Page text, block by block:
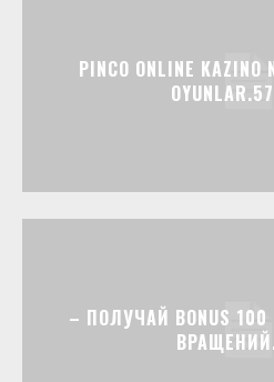
PINCO ONLINE KAZINO
– ПОЛУЧАЙ BONUS